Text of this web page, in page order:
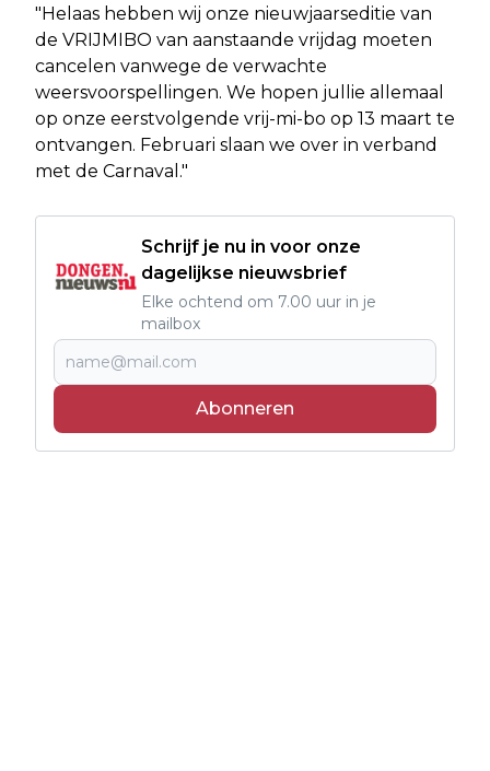
"Helaas hebben wij onze nieuwjaarseditie van
de VRIJMIBO van aanstaande vrijdag moeten
cancelen vanwege de verwachte
weersvoorspellingen. We hopen jullie allemaal
op onze eerstvolgende vrij-mi-bo op 13 maart te
ontvangen. Februari slaan we over in verband
met de Carnaval."
Schrijf je nu in voor onze
dagelijkse nieuwsbrief
Elke ochtend om 7.00 uur in je
mailbox
Abonneren